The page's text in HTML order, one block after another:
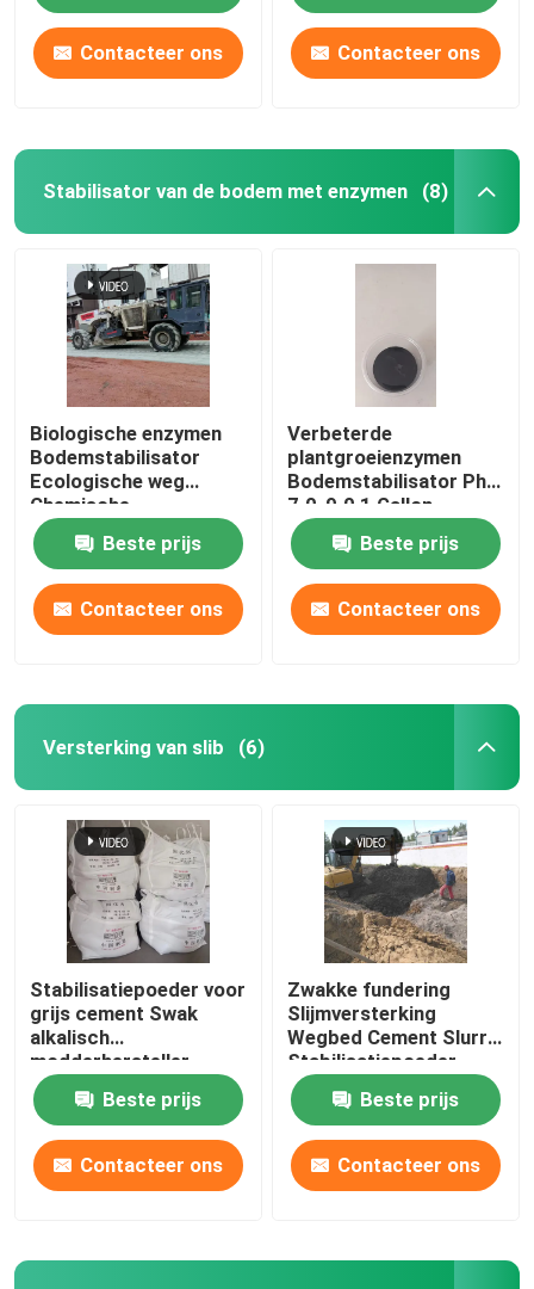
Contacteer ons Contacteer ons
Stabilisator van de bodem met enzymen (8)
Biologische enzymen
Bodemstabilisator
Ecologische weg
Chemische
bodemstabilisatie
Beste prijs
Contacteer ons
Verbeterde
plantgroeienzymen
Bodemstabilisator Ph
7.0-9.0 1 Gallon
dekking voor
bodemerosiebestrijding
Beste prijs
Contacteer ons
Versterking van slib (6)
Stabilisatiepoeder voor
grijs cement Swak
alkalisch
modderhersteller
Beste prijs
Contacteer ons
Zwakke fundering
Slijmversterking
Wegbed Cement Slurry
Stabilisatiepoeder
Beste prijs
Contacteer ons